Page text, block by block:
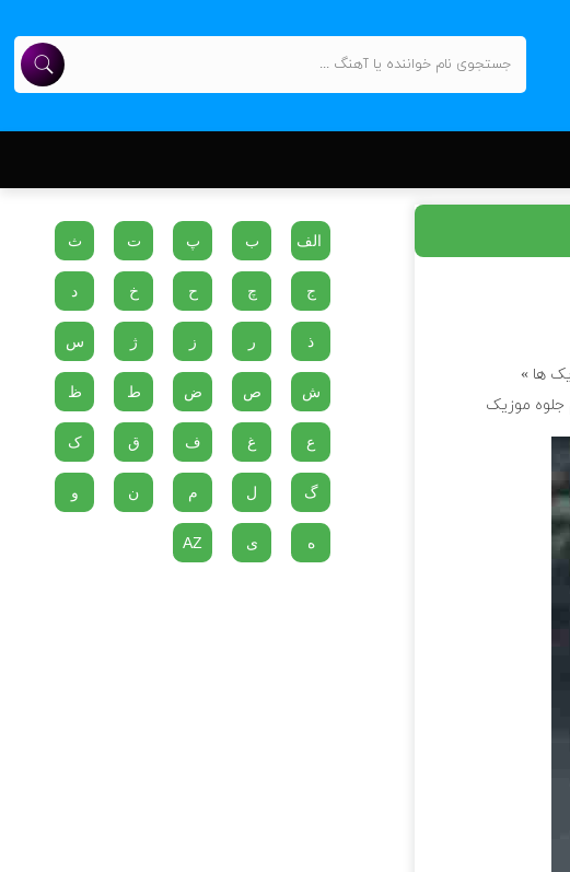
ها »
جلوه موزیک
الف ب پ ت ث
ج چ ح خ د
ذ ر ز ژ س
ش ص ض ط ظ
ع غ ف ق ک
گ ل م ن و
ه ی AZ